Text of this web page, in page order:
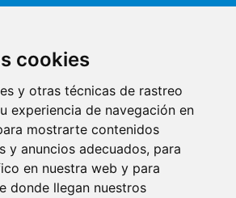
cookies
y otras técnicas de rastreo
experiencia de navegación en
mostrarte contenidos
y anuncios adecuados, para
en nuestra web y para
donde llegan nuestros
por Xerintel Internet Technologies SL
- 26